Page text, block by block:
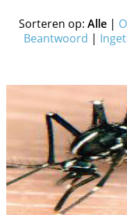
Sorteren op: Alle|
Beantwoord |